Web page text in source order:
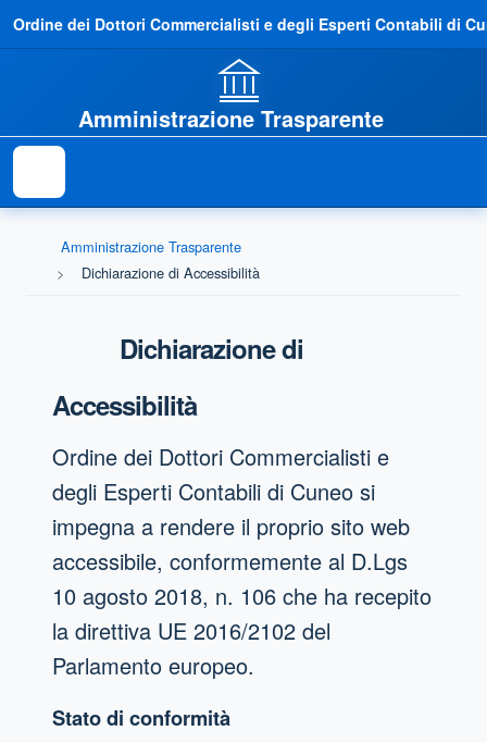
Ordine dei Dottori Commercialisti e degli Esperti Contabili di
Amministrazione Trasparente
Amministrazione Trasparente
Dichiarazione di Accessibilità
Dichiarazione di
Accessibilità
Ordine dei Dottori Commercialisti e
degli Esperti Contabili di Cuneo si
impegna a rendere il proprio sito web
accessibile, conformemente al D.Lgs
10 agosto 2018, n. 106 che ha recepito
la direttiva UE 2016/2102 del
Parlamento europeo.
Stato di conformità